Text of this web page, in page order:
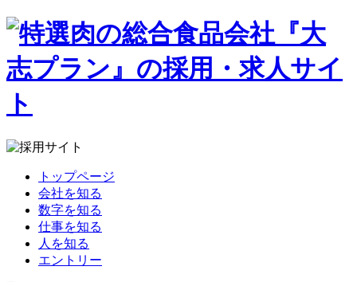
トップページ
会社を知る
数字を知る
仕事を知る
人を知る
エントリー